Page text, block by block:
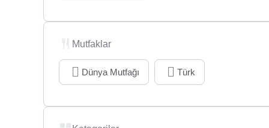
Mutfaklar
Dünya Mutfağı Türk